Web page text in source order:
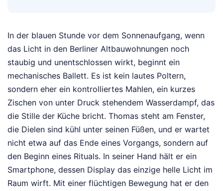
In der blauen Stunde vor dem Sonnenaufgang, wenn
das Licht in den Berliner Altbauwohnungen noch
staubig und unentschlossen wirkt, beginnt ein
mechanisches Ballett. Es ist kein lautes Poltern,
sondern eher ein kontrolliertes Mahlen, ein kurzes
Zischen von unter Druck stehendem Wasserdampf, das
die Stille der Küche bricht. Thomas steht am Fenster,
die Dielen sind kühl unter seinen Füßen, und er wartet
nicht etwa auf das Ende eines Vorgangs, sondern auf
den Beginn eines Rituals. In seiner Hand hält er ein
Smartphone, dessen Display das einzige helle Licht im
Raum wirft. Mit einer flüchtigen Bewegung hat er den